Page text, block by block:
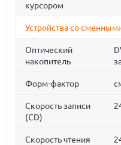
курсором
Устройства со
Оптический
накопитель
Форм-фактор
Скорость записи
(CD)
Скорость чтения